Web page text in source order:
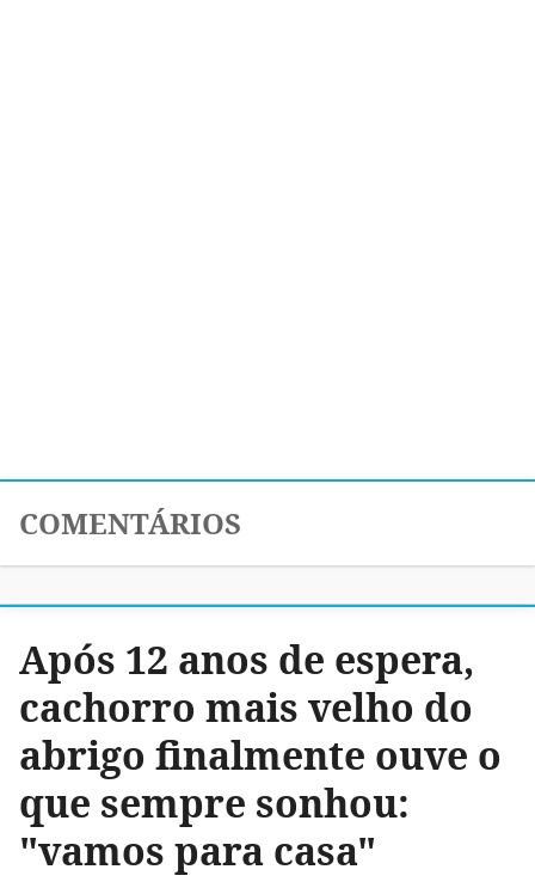
COMENTÁRIOS